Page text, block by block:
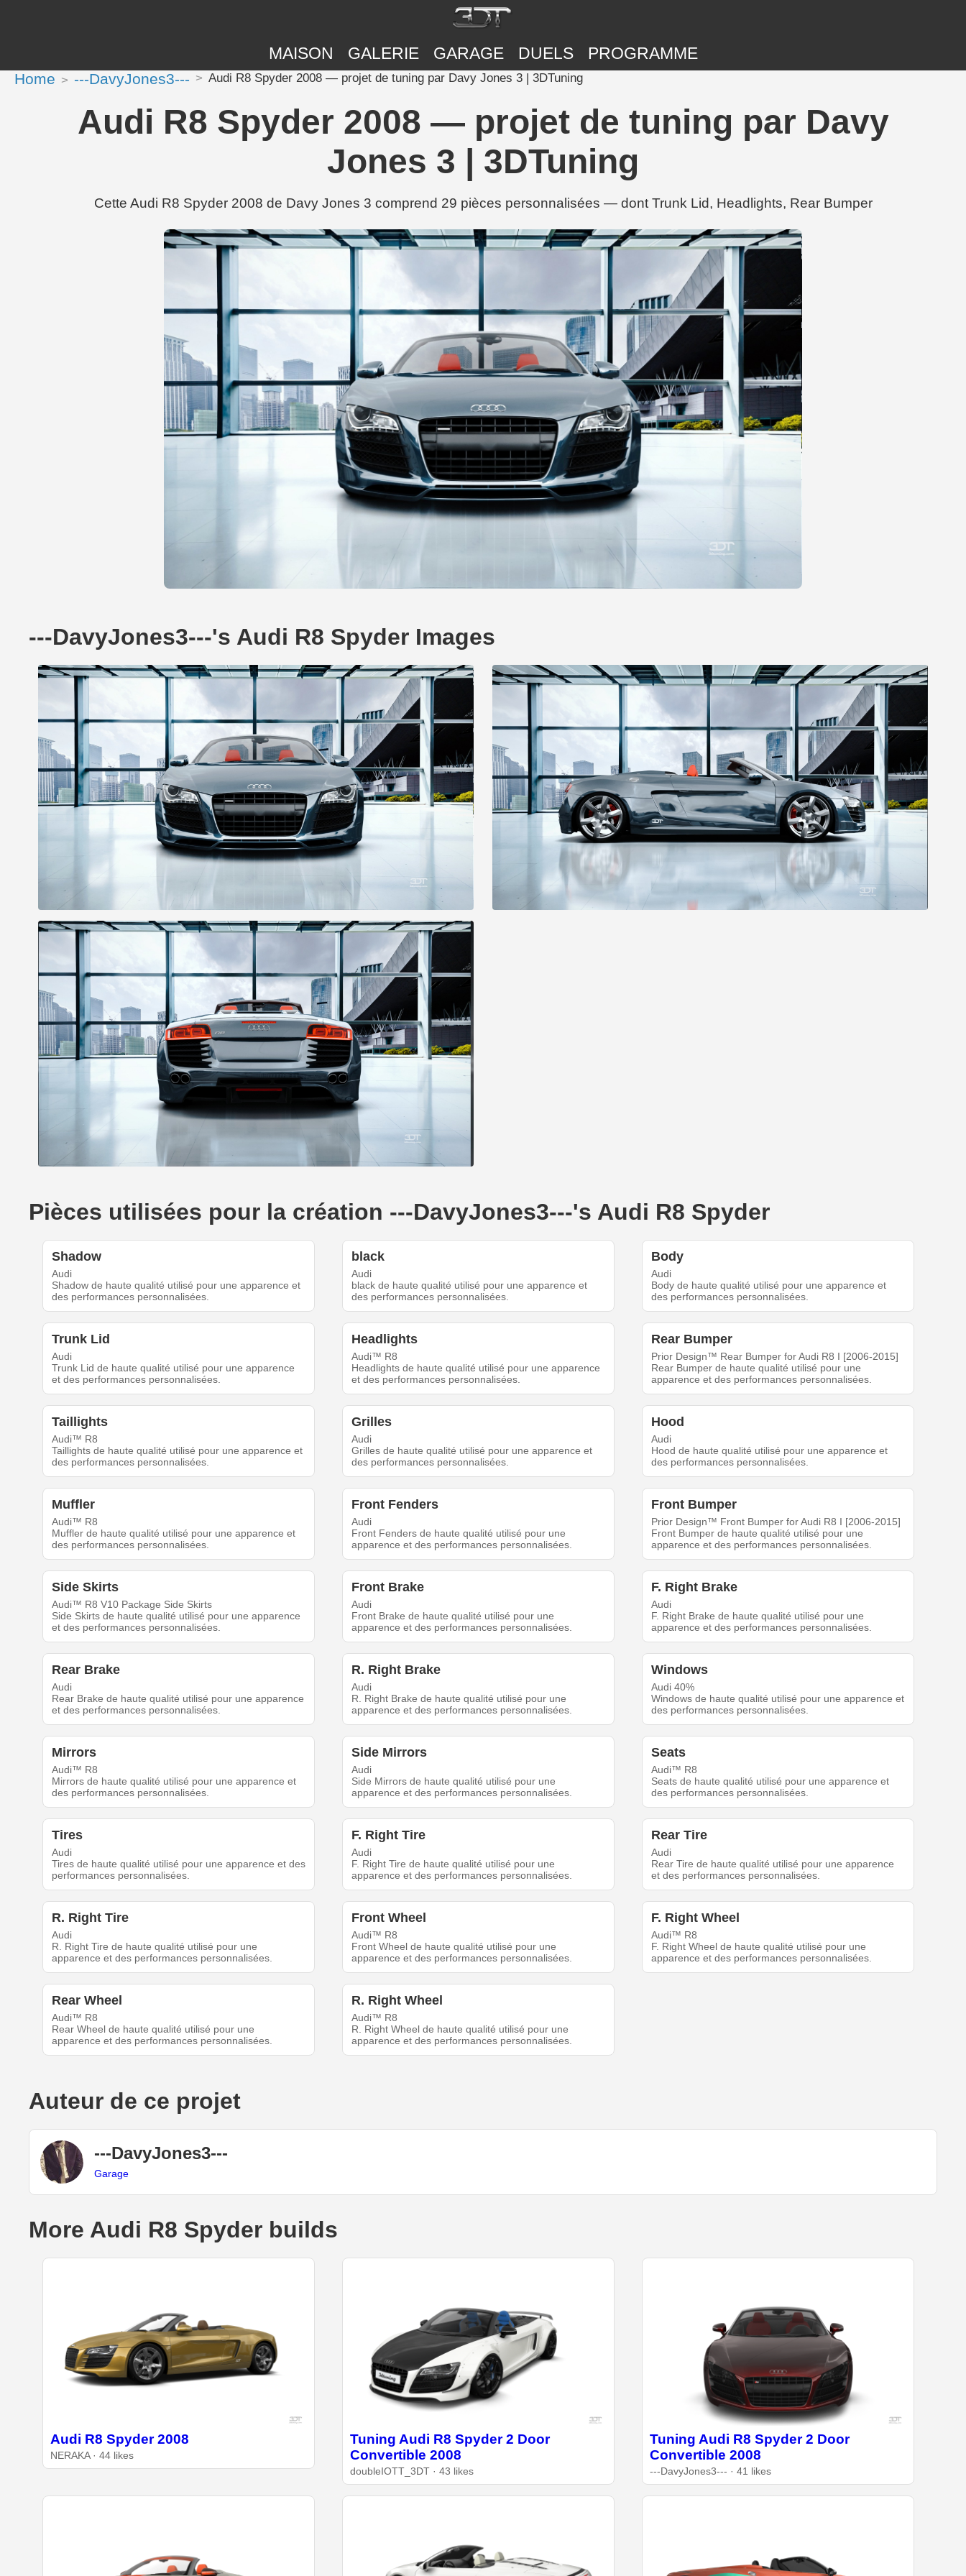
MAISON GALERIE GARAGE DUELS PROGRAMME
Home ---DavyJones3--- Audi R8 Spyder 2008 — projet de tuning par Davy Jones 3 | 3DTuning
Audi R8 Spyder 2008 — projet de tuning par Davy
Jones 3 | 3DTuning
Cette Audi R8 Spyder 2008 de Davy Jones 3 comprend 29 pièces personnalisées — dont Trunk Lid, Headlights, Rear Bumper
---DavyJones3---'s Audi R8 Spyder Images
Pièces utilisées pour la création ---DavyJones3---'s Audi R8 Spyder
Shadow
Audi
Shadow de haute qualité utilisé pour une apparence et
des performances personnalisées.
black
Audi
black de haute qualité utilisé pour une apparence et
des performances personnalisées.
Body
Audi
Body de haute qualité utilisé pour une apparence et
des performances personnalisées.
Trunk Lid
Audi
Trunk Lid de haute qualité utilisé pour une apparence
et des performances personnalisées.
Headlights
Audi™ R8
Headlights de haute qualité utilisé pour une apparence
et des performances personnalisées.
Rear Bumper
Prior Design™ Rear Bumper for Audi R8 I [2006-2015]
Rear Bumper de haute qualité utilisé pour une
apparence et des performances personnalisées.
Taillights
Audi™ R8
Taillights de haute qualité utilisé pour une apparence et
des performances personnalisées.
Grilles
Audi
Grilles de haute qualité utilisé pour une apparence et
des performances personnalisées.
Hood
Audi
Hood de haute qualité utilisé pour une apparence et
des performances personnalisées.
Muffler
Audi™ R8
Muffler de haute qualité utilisé pour une apparence et
des performances personnalisées.
Front Fenders
Audi
Front Fenders de haute qualité utilisé pour une
apparence et des performances personnalisées.
Front Bumper
Prior Design™ Front Bumper for Audi R8 I [2006-2015]
Front Bumper de haute qualité utilisé pour une
apparence et des performances personnalisées.
Side Skirts
Audi™ R8 V10 Package Side Skirts
Side Skirts de haute qualité utilisé pour une apparence
et des performances personnalisées.
Front Brake
Audi
Front Brake de haute qualité utilisé pour une
apparence et des performances personnalisées.
F. Right Brake
Audi
F. Right Brake de haute qualité utilisé pour une
apparence et des performances personnalisées.
Rear Brake
Audi
Rear Brake de haute qualité utilisé pour une apparence
et des performances personnalisées.
R. Right Brake
Audi
R. Right Brake de haute qualité utilisé pour une
apparence et des performances personnalisées.
Windows
Audi 40%
Windows de haute qualité utilisé pour une apparence et
des performances personnalisées.
Mirrors
Audi™ R8
Mirrors de haute qualité utilisé pour une apparence et
des performances personnalisées.
Side Mirrors
Audi
Side Mirrors de haute qualité utilisé pour une
apparence et des performances personnalisées.
Seats
Audi™ R8
Seats de haute qualité utilisé pour une apparence et
des performances personnalisées.
Tires
Audi
Tires de haute qualité utilisé pour une apparence et des
performances personnalisées.
F. Right Tire
Audi
F. Right Tire de haute qualité utilisé pour une
apparence et des performances personnalisées.
Rear Tire
Audi
Rear Tire de haute qualité utilisé pour une apparence
et des performances personnalisées.
R. Right Tire
Audi
R. Right Tire de haute qualité utilisé pour une
apparence et des performances personnalisées.
Front Wheel
Audi™ R8
Front Wheel de haute qualité utilisé pour une
apparence et des performances personnalisées.
F. Right Wheel
Audi™ R8
F. Right Wheel de haute qualité utilisé pour une
apparence et des performances personnalisées.
Rear Wheel
Audi™ R8
Rear Wheel de haute qualité utilisé pour une
apparence et des performances personnalisées.
R. Right Wheel
Audi™ R8
R. Right Wheel de haute qualité utilisé pour une
apparence et des performances personnalisées.
Auteur de ce projet
---DavyJones3---
Garage
More Audi R8 Spyder builds
Audi R8 Spyder 2008
NERAKA · 44 likes
Tuning Audi R8 Spyder 2 Door
Convertible 2008
doubleIOTT_3DT · 43 likes
Tuning Audi R8 Spyder 2 Door
Convertible 2008
---DavyJones3--- · 41 likes